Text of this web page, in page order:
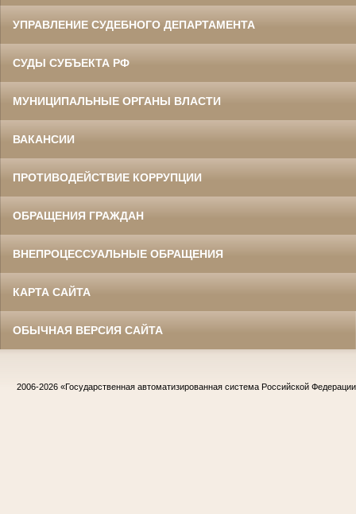
УПРАВЛЕНИЕ СУДЕБНОГО ДЕПАРТАМЕНТА
СУДЫ СУБЪЕКТА РФ
МУНИЦИПАЛЬНЫЕ ОРГАНЫ ВЛАСТИ
ВАКАНСИИ
ПРОТИВОДЕЙСТВИЕ КОРРУПЦИИ
ОБРАЩЕНИЯ ГРАЖДАН
ВНЕПРОЦЕССУАЛЬНЫЕ ОБРАЩЕНИЯ
КАРТА САЙТА
ОБЫЧНАЯ ВЕРСИЯ САЙТА
2006-2026 «Государственная автоматизированная система Российской